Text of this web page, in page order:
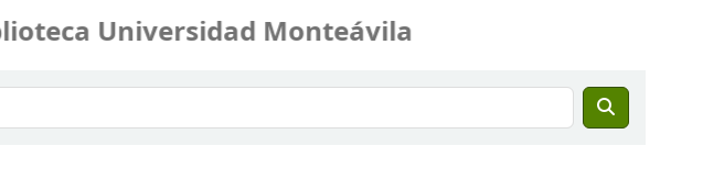
Universidad Monteávila